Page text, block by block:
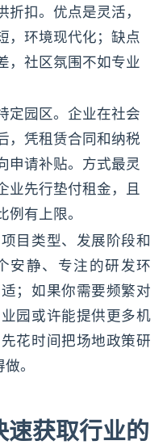
折扣。优点是灵活，
，环境现代化；缺点
，社区氛围不如专业
定园区。企业在社会
，凭租赁合同和纳税
申请补贴。方式最灵
业先行垫付租金，且
例有上限。
目类型、发展阶段和
安静、专注的研发环
；如果你需要频繁对
园或许能提供更多机
花时间把场地政策研
。
速获取行业的